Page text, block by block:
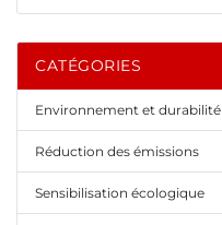
CATÉGORIES
Environnement et durabilité
Réduction des émissions
Sensibilisation écologique